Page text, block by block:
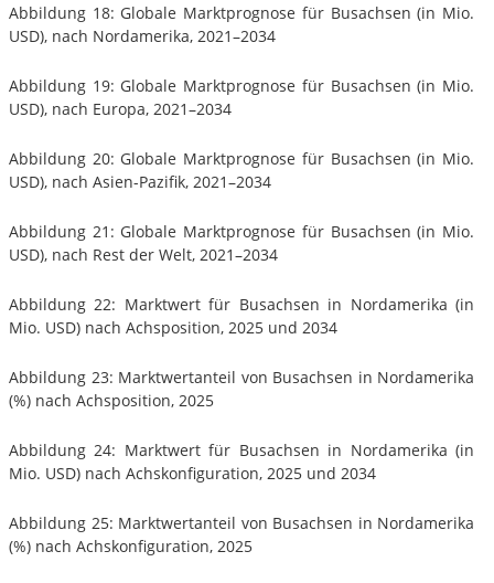
Abbildung 18: Globale Marktprognose für Busachsen (in Mio.
USD), nach Nordamerika, 2021–2034
Abbildung 19: Globale Marktprognose für Busachsen (in Mio.
USD), nach Europa, 2021–2034
Abbildung 20: Globale Marktprognose für Busachsen (in Mio.
USD), nach Asien-Pazifik, 2021–2034
Abbildung 21: Globale Marktprognose für Busachsen (in Mio.
USD), nach Rest der Welt, 2021–2034
Abbildung 22: Marktwert für Busachsen in Nordamerika (in
Mio. USD) nach Achsposition, 2025 und 2034
Abbildung 23: Marktwertanteil von Busachsen in Nordamerika
(%) nach Achsposition, 2025
Abbildung 24: Marktwert für Busachsen in Nordamerika (in
Mio. USD) nach Achskonfiguration, 2025 und 2034
Abbildung 25: Marktwertanteil von Busachsen in Nordamerika
(%) nach Achskonfiguration, 2025